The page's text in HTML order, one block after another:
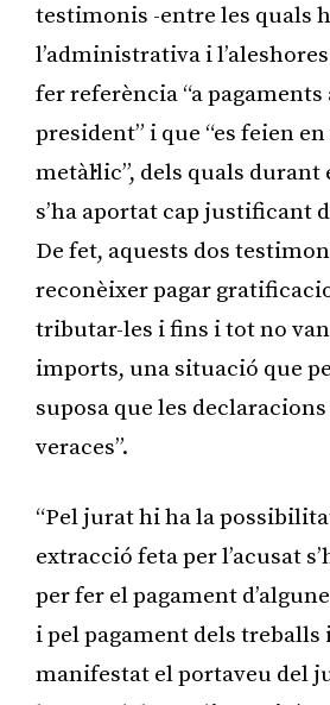
testimonis -entre les quals
l’administrativa i
fer referència “a pagaments
president” i que “es feien en
metàl·lic”, dels quals
s’ha aportat cap justificant
De fet, aquests dos
reconèixer pagar
tributar-les i fins i tot no
imports, una situació que
suposa que les declaracions
veraces”.
“Pel jurat hi ha la
extracció feta per l’acusat
per fer el pagament
i pel pagament dels treballs
manifestat el portaveu del